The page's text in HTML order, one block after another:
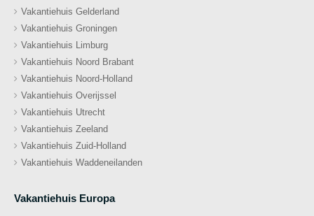
Vakantiehuis Gelderland
Vakantiehuis Groningen
Vakantiehuis Limburg
Vakantiehuis Noord Brabant
Vakantiehuis Noord-Holland
Vakantiehuis Overijssel
Vakantiehuis Utrecht
Vakantiehuis Zeeland
Vakantiehuis Zuid-Holland
Vakantiehuis Waddeneilanden
Vakantiehuis Europa